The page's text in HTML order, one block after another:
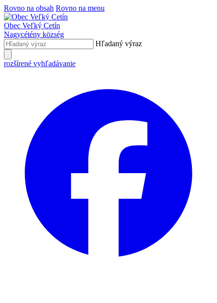
Rovno na obsah Rovno na menu
Obec Veľký Cetín
Nagycétény község
Hľadaný výraz
rozšírené vyhľadávanie